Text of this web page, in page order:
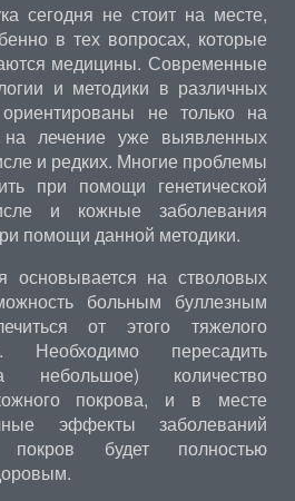
сегодня не стоит на месте,
в тех вопросах, которые
медицины. Современные
и методики в различных
не только на
лечение уже выявленных
и редких. Многие проблемы
при помощи генетической
и кожные заболевания
помощи данной методики.
основывается на стволовых
больным буллезным
от этого тяжелого
Необходимо пересадить
небольшое) количество
покрова, и в месте
эффекты заболеваний
покров будет полностью